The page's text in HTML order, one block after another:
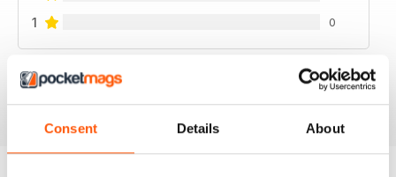
Consent Details About
1 0
VISUALIZZA LE RECENSIONI